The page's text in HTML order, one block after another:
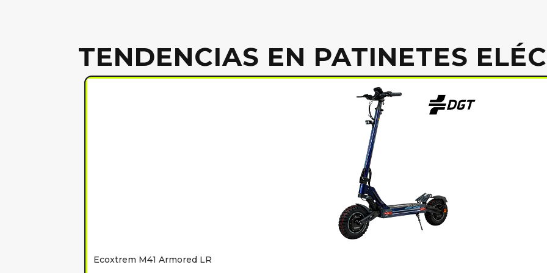
TENDENCIAS EN PATINETES
Ecoxtrem M41 Armored LR